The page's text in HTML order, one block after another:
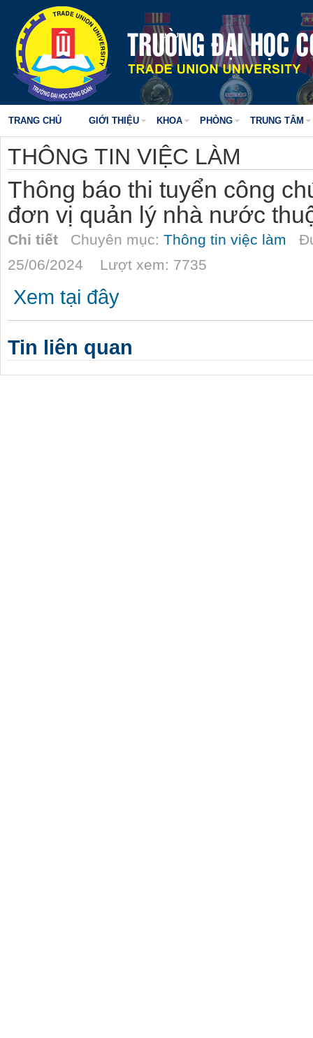
TRANG CHỦ GIỚI THIỆU KHOA PHÒNG TRUNG TÂM
THÔNG TIN VIỆC LÀM
Thông báo thi tuyển công
đơn vị quản lý nhà nước
Chi tiết Chuyên mục: Thông tin việc làm
25/06/2024 Lượt xem: 7735
Xem tại đây
Tin liên quan